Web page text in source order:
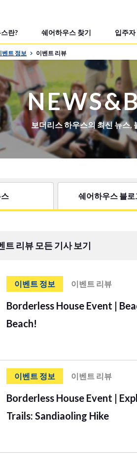
란? 쉐어하우스 찾기 입주자
벤트 정보 이벤트 리뷰
보더리스 하우스의 최신 뉴스,
쉐어하우스 블로
트 리뷰 모든 기사 보기
이벤트 정보 이벤트 리뷰
Borderless House Event |
Beach!
이벤트 정보 이벤트 리뷰
Borderless House Event |
Trails: Sandiaoling Hike